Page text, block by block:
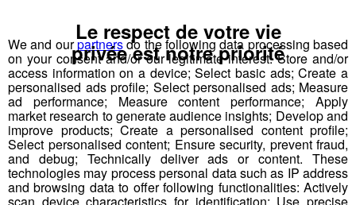
Top Fab, le 1er programme
audiovisuel inspirant qui raconte
la fierté industrielle par la jeune
génération
Dans l’esprit d'un “top chef de l’industrie”, à l’image de la
nouvelle perception désirable suscitée pour la cuisine
suite à l’impulsion et la récurrence média depuis 15 ans.
We and ourpartnersdo the following data processing based
on your consent and/or our legitimate interest: Store and/or
access information on a device; Select basic ads; Create a
personalised ads profile; Select personalised ads; Measure
ad performance; Measure content performance; Apply
market research to generate audience insights; Develop and
improve products; Create a personalised content profile;
Select personalised content; Ensure security, prevent fraud,
and debug; Technically deliver ads or content. These
technologies may process personal data such as IP address
and browsing data to offer following functionalities: Actively
Le respect de votre vie
privée est notre priorité